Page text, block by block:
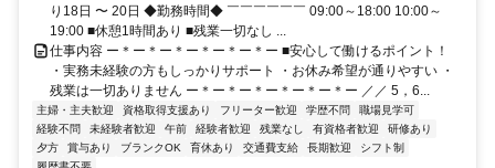
り18日 〜 20日 ◆勤務時間◆ ￣￣￣￣￣￣ 09:00～18:00 10:00～
19:00 ■休憩1時間あり ■残業一切なし ...
仕事内容 ー＊ー＊ー＊ー＊ー＊ー＊ー ■安心して働けるポイント！
・実務未経験の方もしっかりサポート ・お休み希望が通りやすい ・
残業は一切ありません ー＊ー＊ー＊ー＊ー＊ー＊ー ／／ 5，6...
主婦・主夫歓迎 資格取得支援あり フリーター歓迎 学歴不問
職場見学可
経験不問
未経験者歓迎 午前 経験者歓迎 残業なし 有資格者歓迎
研修あり
夕方
賞与あり ブランクOK 育休あり 交通費支給 長期歓迎
シフト制